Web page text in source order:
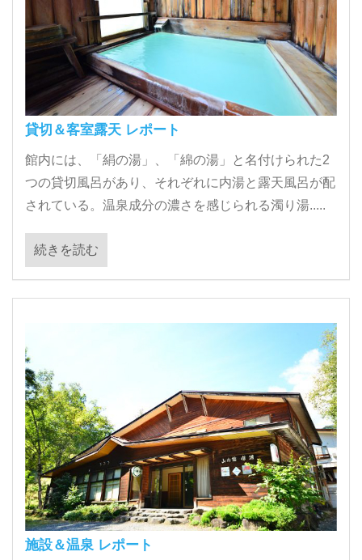
貸切＆客室露天 レポート
館内には、「絹の湯」、「綿の湯」と名付けられた2
つの貸切風呂があり、それぞれに内湯と露天風呂が配
されている。温泉成分の濃さを感じられる濁り湯.....
続きを読む
施設＆温泉 レポート